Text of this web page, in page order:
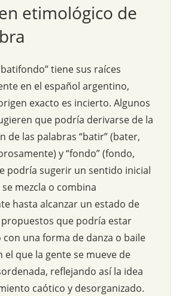
etimológico de
tiene sus raíces
en el español argentino,
exacto es incierto. Algunos
que podría derivarse de la
de las palabras “batir” (bater,
y “fondo” (fondo,
podría sugerir un sentido inicial
mezcla o combina
hasta alcanzar un estado de
propuestos que podría estar
una forma de danza o baile
el que la gente se mueve de
reflejando así la idea
caótico y desorganizado.